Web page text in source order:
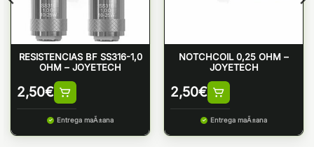
RESISTENCIAS BF SS316-1,0
OHM – JOYETECH
2,50€
Entrega maÃ±ana
NOTCHCOIL 0,25 OHM –
JOYETECH
2,50€
Entrega maÃ±ana